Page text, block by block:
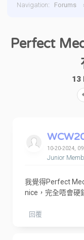
Navigation: Forums ›
Perfect
13
10-20-2024,
Junior
我覺得Perfect
nice，完全唔會硬
回覆